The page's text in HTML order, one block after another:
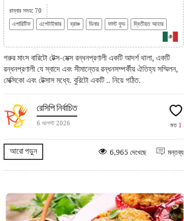
রান্নার সময়: 70
এপারিটিফ
এপেটাইজার ব্রাঞ্চ ডিনার ফাস্ট ফুড দ্বিতীয়ত আহার
গরুর মাংস বারিটো টেক্স-মেক্স রন্ধনপ্রণালী একটি আদর্শ থালা, একটি
রন্ধনপ্রণালী যে স্বাদে এবং সীমান্তের রন্ধনসম্পর্কীয় ঐতিহ্য সম্মিলন,
মেক্সিকো এবং টেক্সাস মধ্যে. বুরিটো একটি .. নিয়ে গঠিত.
রেসিপি নির্বাচিত
6 আগস্ট 2026 মত 1
আরো পড়ুন মন্তব্য
6,965 দেখেছে